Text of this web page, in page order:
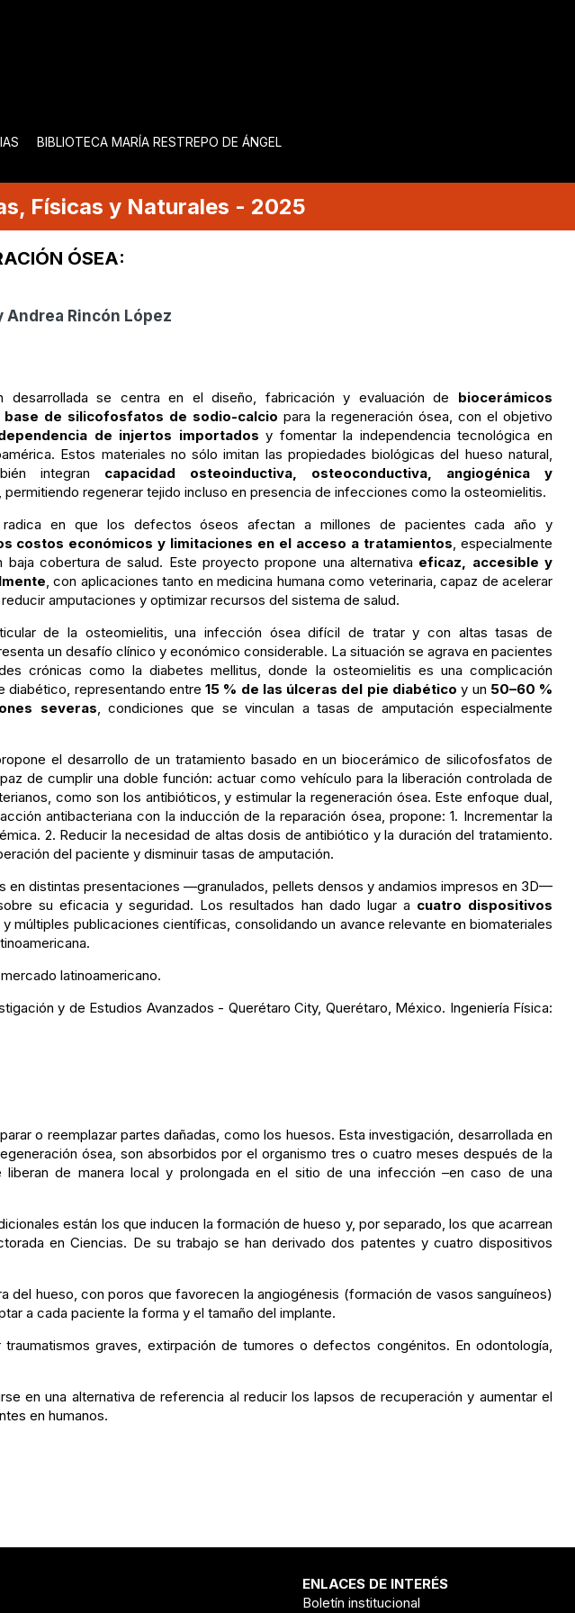
BIBLIOTECA MARÍA RESTREPO DE ÁNGEL
Físicas y Naturales - 2025
ÓSEA:
Andrea Rincón López
desarrollada se centra en el diseño, fabricación y evaluación de biocerámicos
base de silicofosfatos de sodio-calcio para la regeneración ósea, con el objetivo
de injertos importados y fomentar la independencia tecnológica en
Estos materiales no sólo imitan las propiedades biológicas del hueso natural,
integran capacidad osteoinductiva, osteoconductiva, angiogénica y
permitiendo regenerar tejido incluso en presencia de infecciones como la osteomielitis.
radica en que los defectos óseos afectan a millones de pacientes cada año y
costos económicos y limitaciones en el acceso a tratamientos, especialmente
baja cobertura de salud. Este proyecto propone una alternativa eficaz, accesible y
, con aplicaciones tanto en medicina humana como veterinaria, capaz de acelerar
amputaciones y optimizar recursos del sistema de salud.
de la osteomielitis, una infección ósea difícil de tratar y con altas tasas de
un desafío clínico y económico considerable. La situación se agrava en pacientes
crónicas como la diabetes mellitus, donde la osteomielitis es una complicación
diabético, representando entre15 % de las úlceras del pie diabético y un 50–60 %
severas, condiciones que se vinculan a tasas de amputación especialmente
el desarrollo de un tratamiento basado en un biocerámico de silicofosfatos de
de cumplir una doble función: actuar como vehículo para la liberación controlada de
como son los antibióticos, y estimular la regeneración ósea. Este enfoque dual,
antibacteriana con la inducción de la reparación ósea, propone: 1. Incrementar la
2. Reducir la necesidad de altas dosis de antibiótico y la duración del tratamiento.
del paciente y disminuir tasas de amputación.
en distintas presentaciones —granulados, pellets densos y andamios impresos en 3D—
su eficacia y seguridad. Los resultados han dado lugar a cuatro dispositivos
publicaciones científicas, consolidando un avance relevante en biomateriales
latinoamericano.
y de Estudios Avanzados - Querétaro City, Querétaro, México. Ingeniería Física:
o reemplazar partes dañadas, como los huesos. Esta investigación, desarrollada en
ósea, son absorbidos por el organismo tres o cuatro meses después de la
de manera local y prolongada en el sitio de una infección –en caso de una
están los que inducen la formación de hueso y, por separado, los que acarrean
en Ciencias. De su trabajo se han derivado dos patentes y cuatro dispositivos
hueso, con poros que favorecen la angiogénesis (formación de vasos sanguíneos)
a cada paciente la forma y el tamaño del implante.
graves, extirpación de tumores o defectos congénitos. En odontología,
en una alternativa de referencia al reducir los lapsos de recuperación y aumentar el
en humanos.
ENLACES DE INTERÉS
Boletín institucional